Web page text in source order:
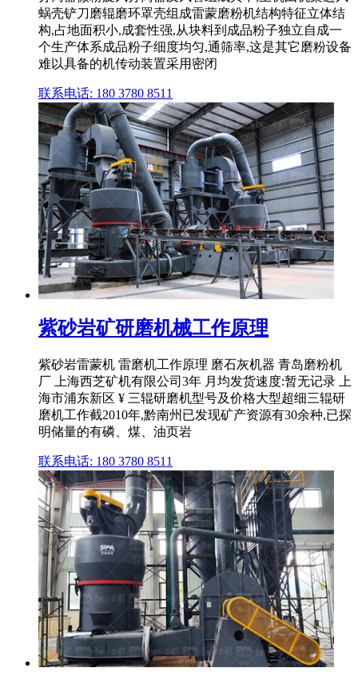
蜗壳铲刀磨辊磨环罩壳组成雷蒙磨粉机结构特征立体结
构,占地面积小,成套性强,从块料到成品粉子独立自成一
个生产体系成品粉子细度均匀,通筛率,这是其它磨粉设备
难以具备的机传动装置采用密闭
联系电话: 180 3780 8511
紫砂岩矿研磨机械工作原理
紫砂岩雷蒙机 雷磨机工作原理 磨石灰机器 青岛磨粉机
厂 上海西芝矿机有限公司3年 月均发货速度:暂无记录 上
海市浦东新区 ¥ 三辊研磨机型号及价格大型超细三辊研
磨机工作截2010年,黔南州已发现矿产资源有30余种,已探
明储量的有磷、煤、油页岩
联系电话: 180 3780 8511